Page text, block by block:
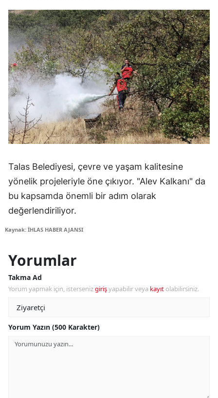
Talas Belediyesi, çevre ve yaşam kalitesine
yönelik projeleriyle öne çıkıyor. "Alev Kalkanı" da
bu kapsamda önemli bir adım olarak
değerlendiriliyor.
Kaynak: İHLAS HABER AJANSI
Yorumlar
Takma Ad
Yorum yapmak için, istersenizgirişyapabilir veya kayıt olabilirsiniz.
Yorum Yazın (500 Karakter)